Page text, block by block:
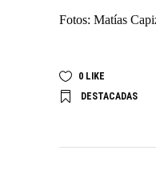
Fotos: Matías
0 LIKE
DESTACADAS